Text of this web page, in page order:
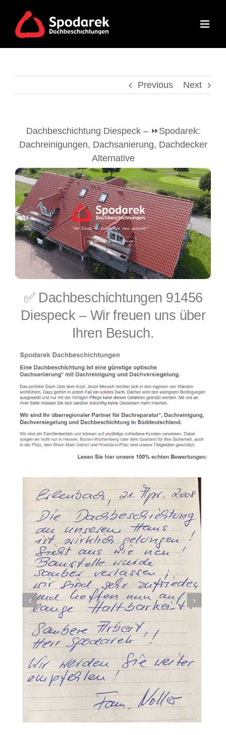
content
Previous Next
Dachbeschichtung Diespeck – ⏩Spodarek:
Dachreinigungen, Dachsanierung, Dachdecker
Alternative
✅ Dachbeschichtungen 91456
Diespeck – Wir freuen uns über
Ihren Besuch.